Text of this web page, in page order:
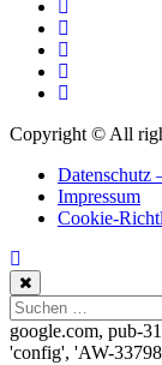
Copyright © All
Datenschutz
Impressum
Cookie-
Suchen
nach:
google.com, pub-
'config', 'AW-